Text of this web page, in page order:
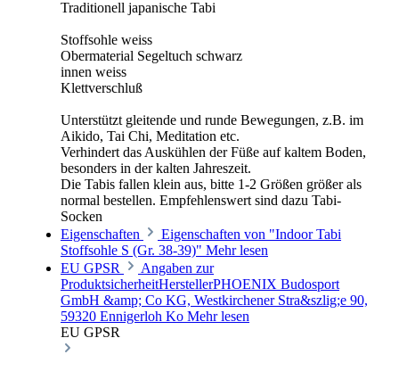
Traditionell japanische Tabi
Stoffsohle weiss
Obermaterial Segeltuch schwarz
innen weiss
Klettverschluß
Unterstützt gleitende und runde Bewegungen, z.B. im
Aikido, Tai Chi, Meditation etc.
Verhindert das Auskühlen der Füße auf kaltem Boden,
besonders in der kalten Jahreszeit.
Die Tabis fallen klein aus, bitte 1-2 Größen größer als
normal bestellen. Empfehlenswert sind dazu Tabi-
Socken
Eigenschaften
Eigenschaften von "Indoor Tabi
Stoffsohle S (Gr. 38-39)" Mehr lesen
EU GPSR
Angaben zur
ProduktsicherheitHerstellerPHOENIX Budosport
GmbH &amp; Co KG, Westkirchener Stra&szlig;e 90,
59320 Ennigerloh Ko Mehr lesen
EU GPSR